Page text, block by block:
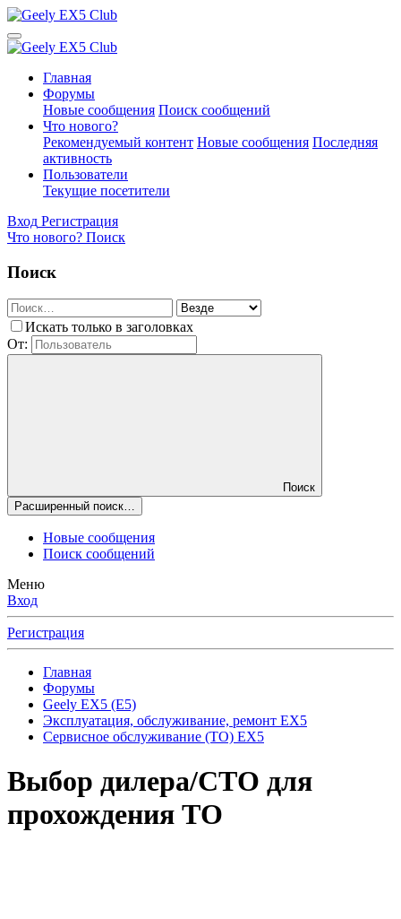
Главная
Форумы
Новые сообщения Поиск сообщений
Что нового?
Рекомендуемый контент Новые сообщения Последняя
активность
Пользователи
Текущие посетители
Вход Регистрация
Что нового? Поиск
Поиск
Искать только в заголовках
От:
Поиск
Расширенный поиск…
Новые сообщения
Поиск сообщений
Меню
Вход
Регистрация
Главная
Форумы
Geely EX5 (E5)
Эксплуатация, обслуживание, ремонт EX5
Сервисное обслуживание (ТО) EX5
Выбор дилера/СТО для
прохождения ТО